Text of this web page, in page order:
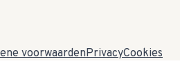
voorwaardenPrivacyCookies